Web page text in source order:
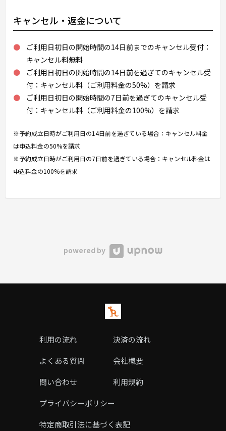
キャンセル・返金について
ご利用日初日の開始時間の14日前までのキャンセル受付：
キャンセル料無料
ご利用日初日の開始時間の14日前を過ぎてのキャンセル受
付：キャンセル料（ご利用料金の50%）を請求
ご利用日初日の開始時間の7日前を過ぎてのキャンセル受
付：キャンセル料（ご利用料金の100%）を請求
※予約成立日時がご利用日の14日前を過ぎている場合：キャンセル料金
は申込料金の50%を請求
※予約成立日時がご利用日の7日前を過ぎている場合：キャンセル料金は
申込料金の100%を請求
powered by
利用の流れ
決済の流れ
よくある質問
会社概要
問い合わせ
利用規約
プライバシーポリシー
特定商取引法に基づく表記